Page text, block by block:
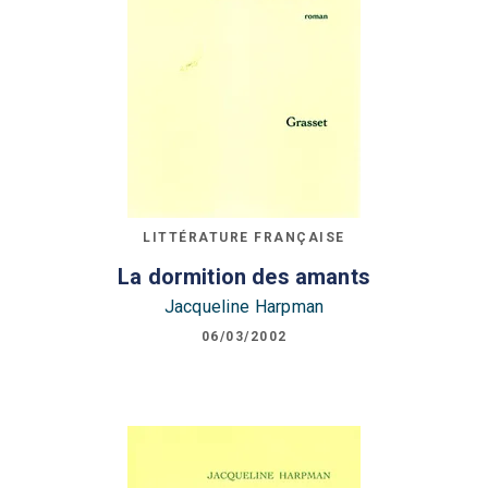
LITTÉRATURE FRANÇAISE
La dormition des amants
Jacqueline Harpman
06/03/2002